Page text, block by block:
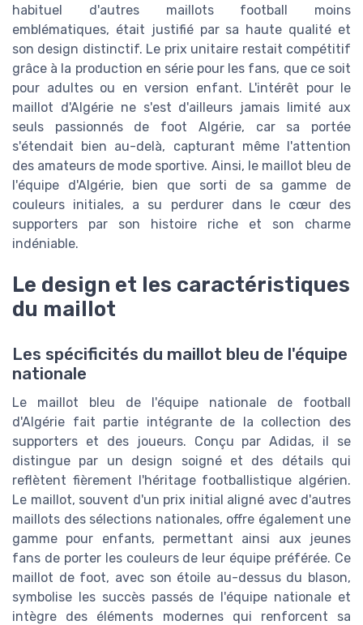
habituel d'autres maillots football moins
emblématiques, était justifié par sa haute qualité et
son design distinctif. Le prix unitaire restait compétitif
grâce à la production en série pour les fans, que ce soit
pour adultes ou en version enfant. L'intérêt pour le
maillot d'Algérie ne s'est d'ailleurs jamais limité aux
seuls passionnés de foot Algérie, car sa portée
s'étendait bien au-delà, capturant même l'attention
des amateurs de mode sportive. Ainsi, le maillot bleu de
l'équipe d'Algérie, bien que sorti de sa gamme de
couleurs initiales, a su perdurer dans le cœur des
supporters par son histoire riche et son charme
indéniable.
Le design et les caractéristiques
du maillot
Les spécificités du maillot bleu de l'équipe
nationale
Le maillot bleu de l'équipe nationale de football
d'Algérie fait partie intégrante de la collection des
supporters et des joueurs. Conçu par Adidas, il se
distingue par un design soigné et des détails qui
reflètent fièrement l'héritage footballistique algérien.
Le maillot, souvent d'un prix initial aligné avec d'autres
maillots des sélections nationales, offre également une
gamme pour enfants, permettant ainsi aux jeunes
fans de porter les couleurs de leur équipe préférée. Ce
maillot de foot, avec son étoile au-dessus du blason,
symbolise les succès passés de l'équipe nationale et
intègre des éléments modernes qui renforcent sa